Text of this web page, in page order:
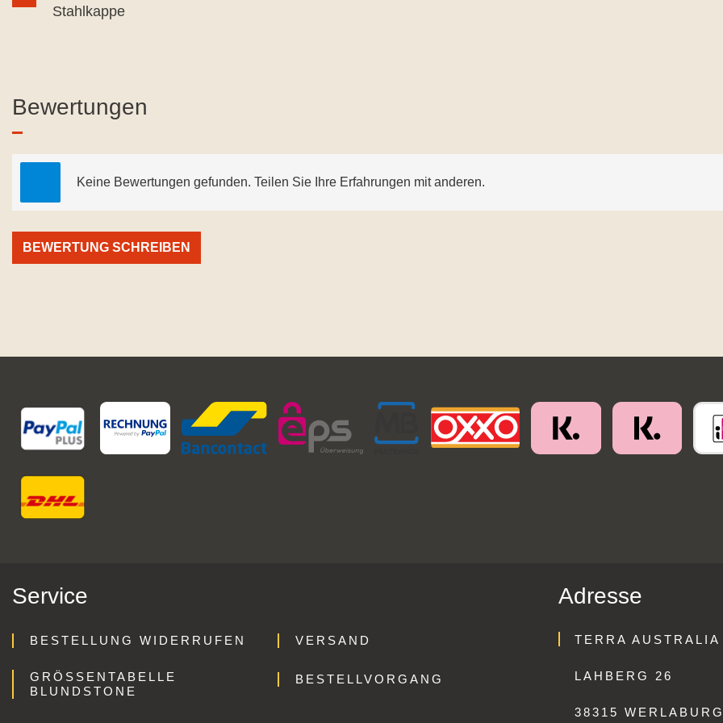
Stahlkappe
Bewertungen
Keine Bewertungen gefunden. Teilen Sie Ihre Erfahrungen mit anderen.
BEWERTUNG SCHREIBEN
Service
BESTELLUNG WIDERRUFEN VERSAND
GRÖSSENTABELLE B
LUNDSTONE
BESTELLVORGANG
Adresse
TERRA AUSTRALIA
LAHBERG 26
38315